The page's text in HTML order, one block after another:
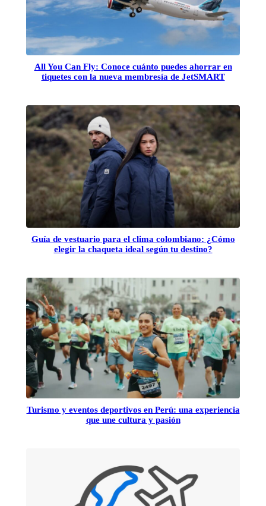
All You Can Fly: Conoce cuánto puedes ahorrar en
tiquetes con la nueva membresía de JetSMART
Guía de vestuario para el clima colombiano: ¿Cómo
elegir la chaqueta ideal según tu destino?
Turismo y eventos deportivos en Perú: una experiencia
que une cultura y pasión